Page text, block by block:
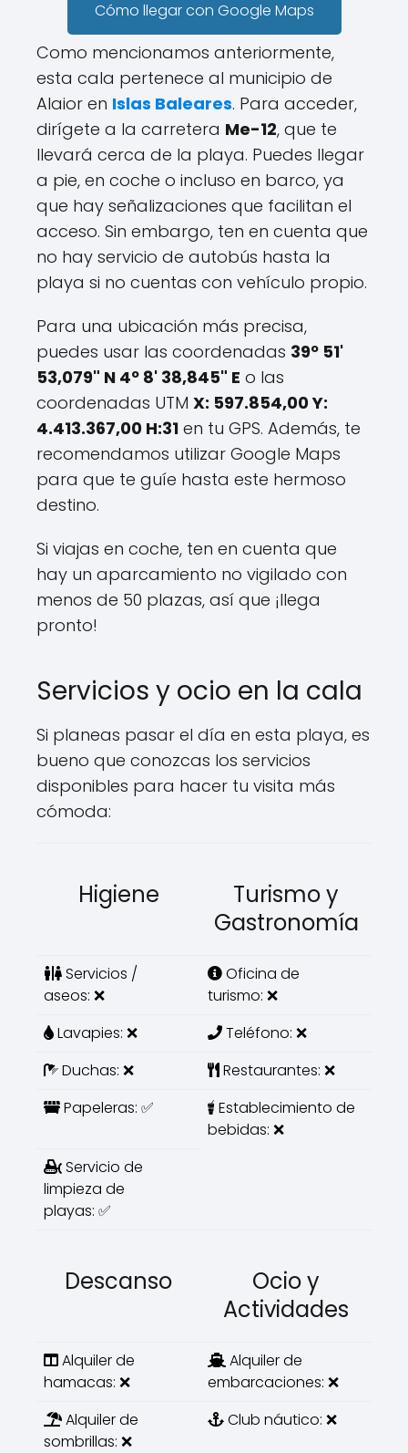
Cómo llegar con Google Maps
Como mencionamos anteriormente,
esta cala pertenece al municipio de
Alaior en Islas Baleares. Para acceder,
dirígete a la carretera Me-12, que te
llevará cerca de la playa. Puedes llegar
a pie, en coche o incluso en barco, ya
que hay señalizaciones que facilitan el
acceso. Sin embargo, ten en cuenta que
no hay servicio de autobús hasta la
playa si no cuentas con vehículo propio.
Para una ubicación más precisa,
puedes usar las coordenadas 39º 51'
53,079" N 4º 8' 38,845" E o las
coordenadas UTM X: 597.854,00 Y:
4.413.367,00 H:31 en tu GPS. Además, te
recomendamos utilizar Google Maps
para que te guíe hasta este hermoso
destino.
Si viajas en coche, ten en cuenta que
hay un aparcamiento no vigilado con
menos de 50 plazas, así que ¡llega
pronto!
Servicios y ocio en la cala
Si planeas pasar el día en esta playa, es
bueno que conozcas los servicios
disponibles para hacer tu visita más
cómoda:
Higiene
Turismo y
Gastronomía
Servicios /
aseos: ❌
Oficina de
turismo: ❌
Lavapies: ❌
Teléfono: ❌
Duchas: ❌
Restaurantes: ❌
Papeleras: ✅
Establecimiento de
bebidas: ❌
Servicio de
limpieza de
playas: ✅
Descanso
Ocio y
Actividades
Alquiler de
hamacas: ❌
Alquiler de
embarcaciones: ❌
Alquiler de
sombrillas: ❌
Club náutico: ❌